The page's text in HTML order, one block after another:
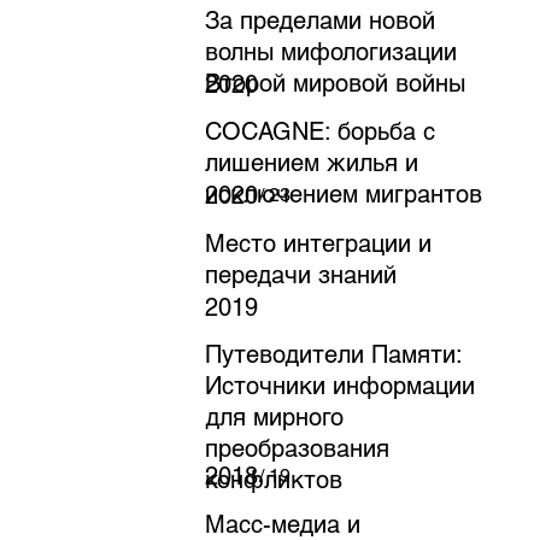
За пределами новой
волны мифологизации
Второй мировой войны
2020
COCAGNE: борьба с
лишением жилья и
исключением мигрантов
2020/ 23
Место интеграции и
передачи знаний
2019
Путеводители Памяти:
Источники информации
для мирного
преобразования
конфликтов
2018/ 19
Масс-медиа и